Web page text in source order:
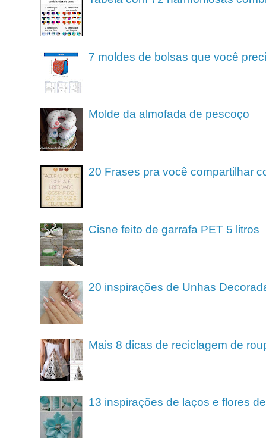
7 moldes de bolsas que você
Molde da almofada de pescoço
20 Frases pra você compartilhar
Cisne feito de garrafa PET 5 litros
20 inspirações de Unhas
Mais 8 dicas de reciclagem de
13 inspirações de laços e flores